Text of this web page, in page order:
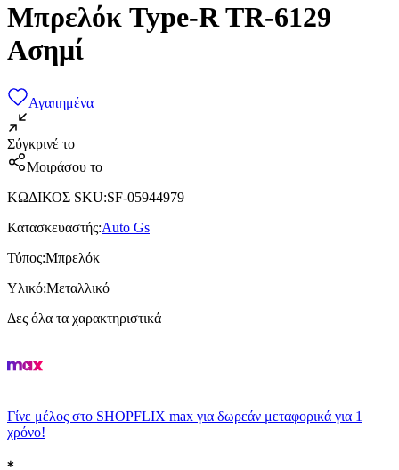
Μπρελόκ Type-R TR-6129
Ασημί
Αγαπημένα
Σύγκρινέ το
Μοιράσου το
ΚΩΔΙΚΟΣ SKU:SF-05944979
Κατασκευαστής:Auto Gs
Τύπος:Μπρελόκ
Υλικό:Μεταλλικό
Δες όλα τα χαρακτηριστικά
Γίνε μέλος στο SHOPFLIX max για δωρεάν μεταφορικά για 1
χρόνο!